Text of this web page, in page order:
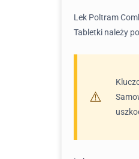
Lek Poltram
Tabletki należy